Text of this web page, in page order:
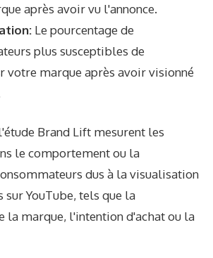
après avoir vu l'annonce.
Le pourcentage de
plus susceptibles de
votre marque après avoir visionné
Brand Lift mesurent les
le comportement ou la
dus à la visualisation
YouTube, tels que la
la marque, l'intention d'achat ou la